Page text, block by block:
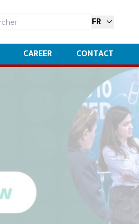
FR
CAREER CONTACT